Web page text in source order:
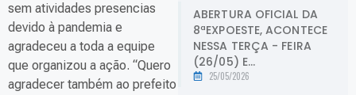
sem atividades presencias
devido à pandemia e
agradeceu a toda a equipe
que organizou a ação. “Quero
agradecer também ao prefeito
ABERTURA OFICIAL DA
8ªEXPOESTE, ACONTECE
NESSA TERÇA - FEIRA
(26/05) E...
25/05/2026